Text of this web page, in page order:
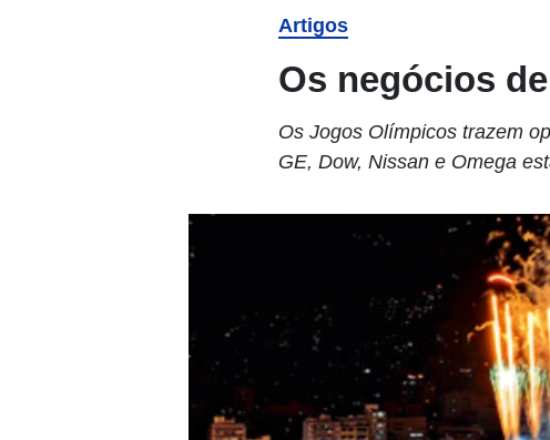
Artigos
Os negócios
Os Jogos Olímpicos trazem
GE, Dow, Nissan e Omega